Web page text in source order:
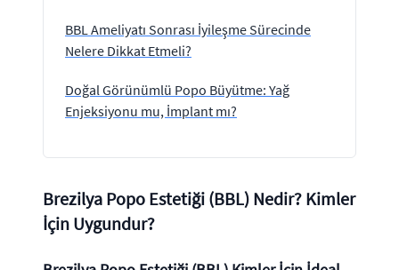
BBL Ameliyatı Sonrası İyileşme Sürecinde
Nelere Dikkat Etmeli?
Doğal Görünümlü Popo Büyütme: Yağ
Enjeksiyonu mu, İmplant mı?
Brezilya Popo Estetiği (BBL) Nedir? Kimler
İçin Uygundur?